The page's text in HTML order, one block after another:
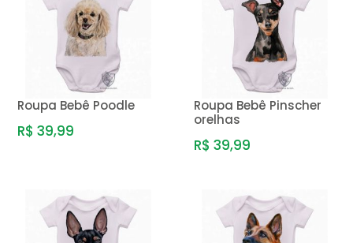
Roupa Bebê Poodle
R$ 39,99
Roupa Bebê Pinscher
orelhas
R$ 39,99